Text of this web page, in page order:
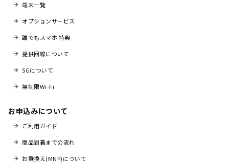
端末一覧
オプションサービス
誰でもスマホ 特典
提供回線について
5Gについて
無制限Wi-Fi
お申込みについて
ご利用ガイド
商品到着までの流れ
お乗換え(MNP)について